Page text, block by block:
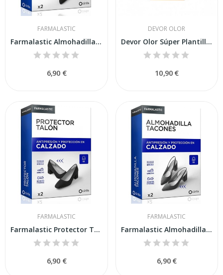
FARMALASTIC
Farmalastic Almohadilla Talón 2 Unidades Talla...
6,90 €
DEVOR OLOR
Devor Olor Súper Plantillas 2uds
10,90 €
FARMALASTIC
Farmalastic Protector Talón 2 Unidades Talla Única
6,90 €
FARMALASTIC
Farmalastic Almohadilla Tacones 2 Unidades...
6,90 €